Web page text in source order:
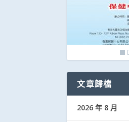
文章歸檔
2026 年 8 月